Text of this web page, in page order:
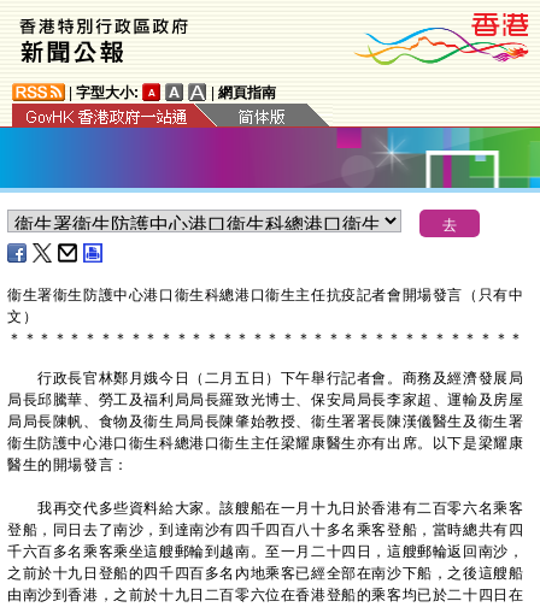
字型大小: 網頁指南
衞生署衞生防護中心港口衞生科總港口衞生主任抗疫記者會開場發言（只有中
文）
＊ ＊ ＊ ＊ ＊ ＊ ＊ ＊ ＊ ＊ ＊ ＊ ＊ ＊ ＊ ＊ ＊ ＊ ＊ ＊ ＊ ＊ ＊ ＊ ＊ ＊ ＊ ＊ ＊ ＊ ＊ ＊ ＊ ＊
行政長官林鄭月娥今日（二月五日）下午舉行記者會。商務及經濟發展局
局長邱騰華、勞工及福利局局長羅致光博士、保安局局長李家超、運輸及房屋
局局長陳帆、食物及衞生局局長陳肇始教授、衞生署署長陳漢儀醫生及衞生署
衞生防護中心港口衞生科總港口衞生主任梁耀康醫生亦有出席。以下是梁耀康
醫生的開場發言：
我再交代多些資料給大家。該艘船在一月十九日於香港有二百零六名乘客
登船，同日去了南沙，到達南沙有四千四百八十多名乘客登船，當時總共有四
千六百多名乘客乘坐這艘郵輪到越南。至一月二十四日，這艘郵輪返回南沙，
之前於十九日登船的四千四百多名內地乘客已經全部在南沙下船，之後這艘船
由南沙到香港，之前於十九日二百零六位在香港登船的乘客均已於二十四日在